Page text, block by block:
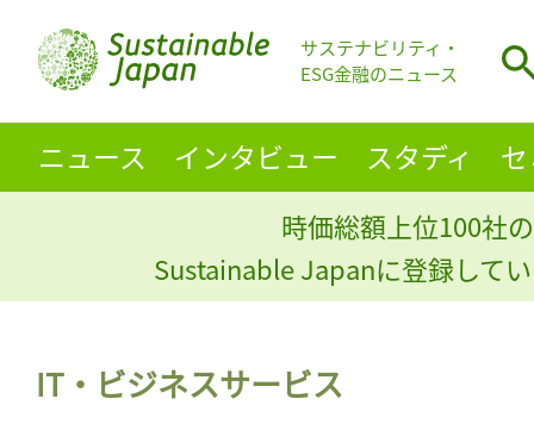
サステナビリティ・
ESG金融のニュース
ニュース インタビュー スタディ
時価総額上位100社
Sustainable Japanに登録して
IT・ビジネスサービス